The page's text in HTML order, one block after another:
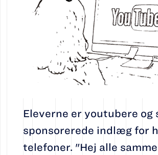
Eleverne er youtubere og
sponsorerede indlæg for
telefoner. "Hej alle